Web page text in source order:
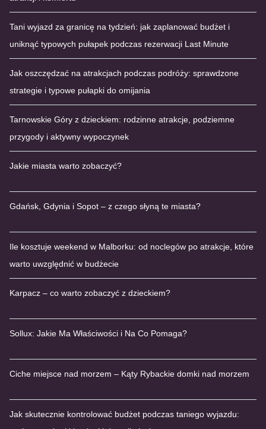
Tani wyjazd za granicę na tydzień: jak zaplanować budżet i
uniknąć typowych pułapek podczas rezerwacji Last Minute
Jak oszczędzać na atrakcjach podczas podróży: sprawdzone
strategie i typowe pułapki do omijania
Tarnowskie Góry z dzieckiem: rodzinne atrakcje, podziemne
przygody i aktywny wypoczynek
Jakie miasta warto zobaczyć?
Gdańsk, Gdynia i Sopot – z czego słyną te miasta?
Ile kosztuje weekend w Malborku: od noclegów po atrakcje, które
warto uwzględnić w budżecie
Karpacz – co warto zobaczyć z dzieckiem?
Sollux: Jakie Ma Właściwości i Na Co Pomaga?
Ciche miejsce nad morzem – Kąty Rybackie domki nad morzem
Jak skutecznie kontrolować budżet podczas taniego wyjazdu: